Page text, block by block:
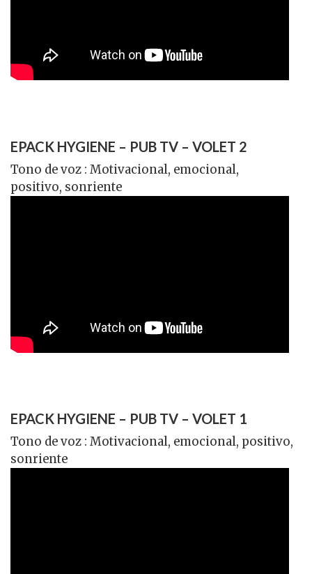
EPACK HYGIENE – PUB TV – VOLET 2
Tono de voz : Motivacional, emocional,
positivo, sonriente
EPACK HYGIENE – PUB TV – VOLET 1
Tono de voz : Motivacional, emocional, positivo,
sonriente